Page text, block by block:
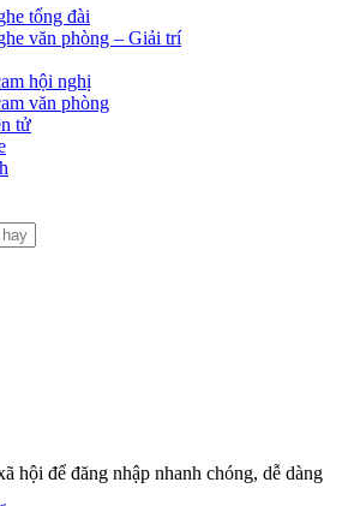
tổng đài
văn phòng – Giải trí
hội nghị
văn phòng
tử
hội để đăng nhập nhanh chóng, dễ dàng